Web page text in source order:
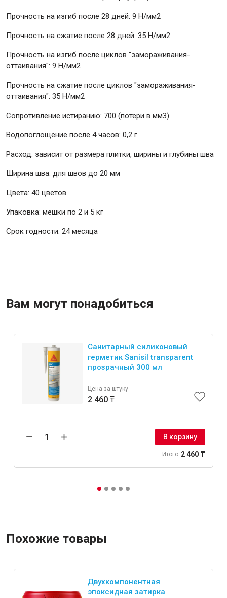
Прочность на изгиб после 28 дней: 9 Н/мм2
Прочность на сжатие после 28 дней: 35 Н/мм2
Прочность на изгиб после циклов "замораживания-
оттаивания": 9 Н/мм2
Прочность на сжатие после циклов "замораживания-
оттаивания": 35 Н/мм2
Сопротивление истиранию: 700 (потери в мм3)
Водопоглощение после 4 часов: 0,2 г
Расход: зависит от размера плитки, ширины и глубины шва
Ширина шва: для швов до 20 мм
Цвета: 40 цветов
Упаковка: мешки по 2 и 5 кг
Срок годности: 24 месяца
Вам могут понадобиться
Санитарный силиконовый
герметик Sanisil transparent
прозрачный 300 мл
Цена за штуку
2 460 ₸
В корзину
Итого 2 460 ₸
Похожие товары
Двухкомпонентная
эпоксидная затирка